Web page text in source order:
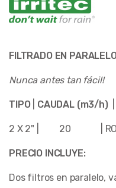
FILTRADO EN
Nunca antes tan fácil!
TIPO CAUDAL (m3/h)
2 X 2" | 20 |
PRECIO INCLUYE:
Dos filtros en paralelo,